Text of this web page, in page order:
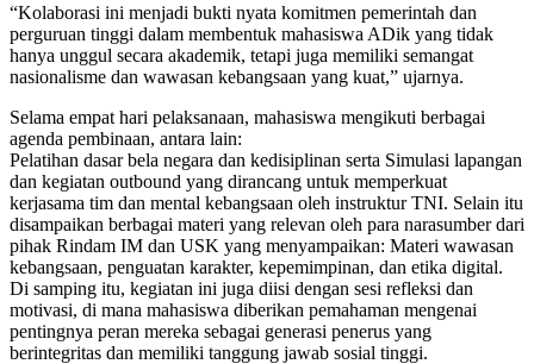
“Kolaborasi ini menjadi bukti nyata komitmen pemerintah dan
perguruan tinggi dalam membentuk mahasiswa ADik yang tidak
hanya unggul secara akademik, tetapi juga memiliki semangat
nasionalisme dan wawasan kebangsaan yang kuat,” ujarnya.
Selama empat hari pelaksanaan, mahasiswa mengikuti berbagai
agenda pembinaan, antara lain:
Pelatihan dasar bela negara dan kedisiplinan serta Simulasi lapangan
dan kegiatan outbound yang dirancang untuk memperkuat
kerjasama tim dan mental kebangsaan oleh instruktur TNI. Selain itu
disampaikan berbagai materi yang relevan oleh para narasumber dari
pihak Rindam IM dan USK yang menyampaikan: Materi wawasan
kebangsaan, penguatan karakter, kepemimpinan, dan etika digital.
Di samping itu, kegiatan ini juga diisi dengan sesi refleksi dan
motivasi, di mana mahasiswa diberikan pemahaman mengenai
pentingnya peran mereka sebagai generasi penerus yang
berintegritas dan memiliki tanggung jawab sosial tinggi.